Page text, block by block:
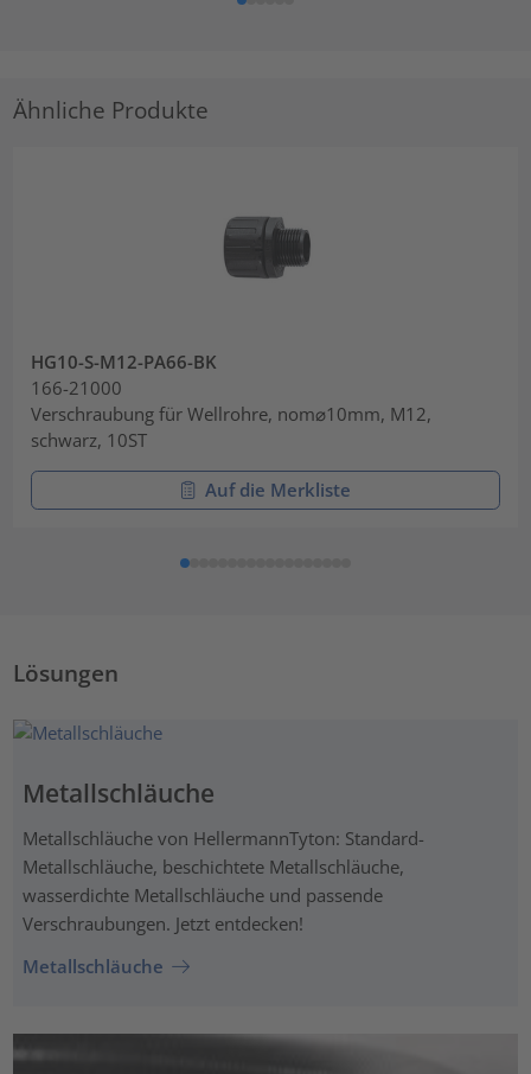
Ähnliche Produkte
HG10-S-M12-PA66-BK
166-21000
Verschraubung für Wellrohre, nom⌀10mm, M12,
schwarz, 10ST
Auf die Merkliste
Lösungen
Metallschläuche
Metallschläuche von HellermannTyton: Standard-
Metallschläuche, beschichtete Metallschläuche,
wasserdichte Metallschläuche und passende
Verschraubungen. Jetzt entdecken!
Metallschläuche